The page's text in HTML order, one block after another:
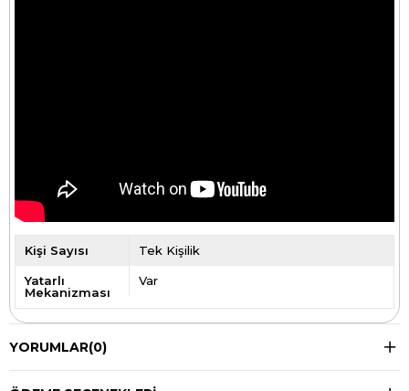
Kişi Sayısı Tek Kişilik
Yatarlı
Mekanizması
Var
YORUMLAR(0)